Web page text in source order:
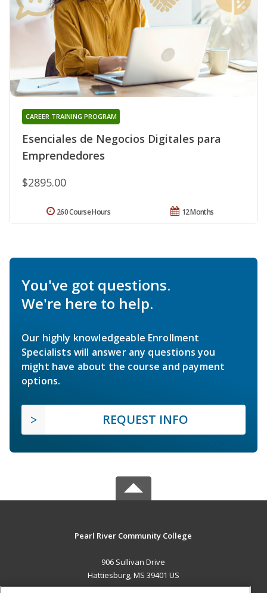
Esenciales de Negocios Digitales para
Emprendedores
CAREER TRAINING PROGRAM
$2895.00
12 Months
260 Course Hours
You've got questions.
We're here to help.
Our highly knowledgeable Enrollment
Specialists will answer any questions you
might have about the course and payment
options.
REQUEST INFO
Pearl River Community College
906 Sullivan Drive
Hattiesburg, MS 39401 US